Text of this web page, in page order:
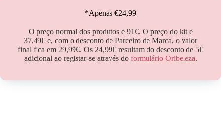
*Apenas €24,99
O preço normal dos produtos é 91€. O preço do kit é
37,49€ e, com o desconto de Parceiro de Marca, o valor
final fica em 29,99€. Os 24,99€ resultam do desconto de 5€
adicional ao registar-se através do formulário Oribeleza.